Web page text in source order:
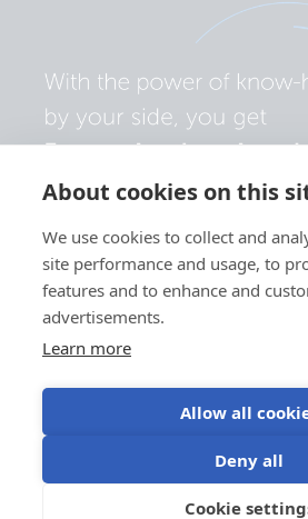
About cookies on this
We use cookies to collect and
site performance and usage, to
features and to enhance and
advertisements.
Learn more
Allow all
Deny all
Cookie
Politica de confidențialitate
Utilizarea modulelor cookieTermeni de